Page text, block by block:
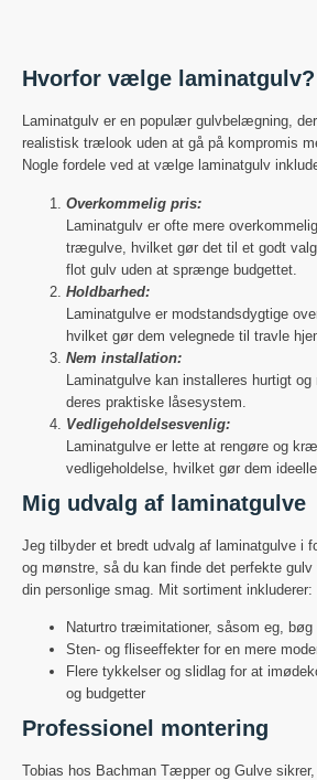
Hvorfor vælge laminatgulv?
Laminatgulv er en populær gulvbelægning,
realistisk trælook uden at gå på kompromis
Nogle fordele ved at vælge laminatgulv
Overkommelig pris:
Laminatgulv er ofte mere
trægulve, hvilket gør det til et godt
flot gulv uden at sprænge budgettet.
Holdbarhed:
Laminatgulve er modstandsdygtige
hvilket gør dem velegnede til travle
Nem installation:
Laminatgulve kan installeres hurtigt
deres praktiske låsesystem.
Vedligeholdelsesvenlig:
Laminatgulve er lette at rengøre og
vedligeholdelse, hvilket gør dem
Mig udvalg af laminatgulve
Jeg tilbyder et bredt udvalg af laminatgulve i
og mønstre, så du kan finde det perfekte
din personlige smag. Mit sortiment inkluderer:
Naturtro træimitationer, såsom eg, bøg
Sten- og fliseeffekter for en mere
Flere tykkelser og slidlag for at
og budgetter
Professionel montering
Tobias hos Bachman Tæpper og Gulve